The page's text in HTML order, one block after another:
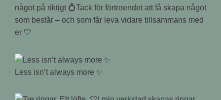
något på riktigt 💍Tack för förtroendet att få skapa något
som består – och som får leva vidare tillsammans med
er 🤍
Less isn’t always more ✨